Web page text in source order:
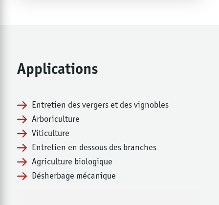
Applications
Entretien des vergers et des vignobles
Arboriculture
Viticulture
Entretien en dessous des branches
Agriculture biologique
Désherbage mécanique